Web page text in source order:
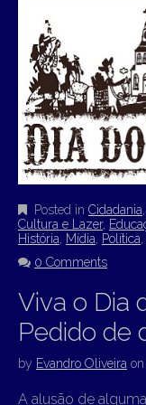
Posted in Cidadania
Cultura e Lazer,
História
Mídia Política
0 Comments
Viva o Dia
Pedido de
by Evandro Oliveira on
A alusão de